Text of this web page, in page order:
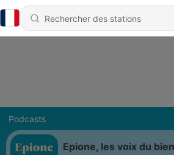
Podcasts
Epione, les voix du